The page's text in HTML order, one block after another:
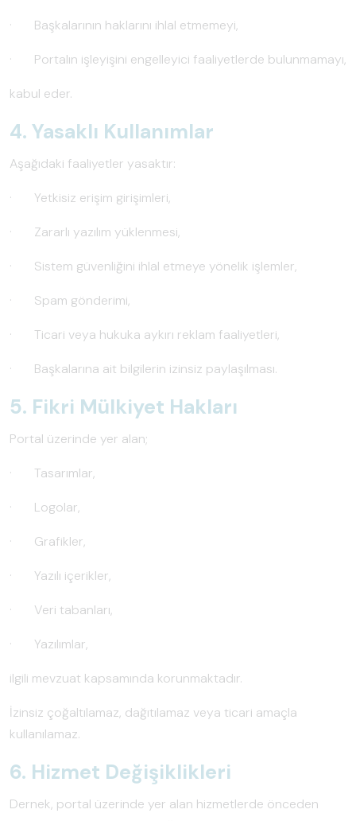
· Başkalarının haklarını ihlal etmemeyi,
· Portalın işleyişini engelleyici faaliyetlerde bulunmamayı,
kabul eder.
4. Yasaklı Kullanımlar
Aşağıdaki faaliyetler yasaktır:
· Yetkisiz erişim girişimleri,
· Zararlı yazılım yüklenmesi,
· Sistem güvenliğini ihlal etmeye yönelik işlemler,
· Spam gönderimi,
· Ticari veya hukuka aykırı reklam faaliyetleri,
· Başkalarına ait bilgilerin izinsiz paylaşılması.
5. Fikri Mülkiyet Hakları
Portal üzerinde yer alan;
· Tasarımlar,
· Logolar,
· Grafikler,
· Yazılı içerikler,
· Veri tabanları,
· Yazılımlar,
ilgili mevzuat kapsamında korunmaktadır.
İzinsiz çoğaltılamaz, dağıtılamaz veya ticari amaçla
kullanılamaz.
6. Hizmet Değişiklikleri
Dernek, portal üzerinde yer alan hizmetlerde önceden